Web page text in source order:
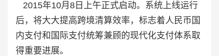
2015年10月8日上午正式启动。系统上线运行
后，将大大提高跨境清算效率，标志着人民币国
内支付和国际支付统筹兼顾的现代化支付体系取
得重要进展。